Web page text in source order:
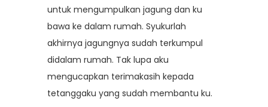
untuk mengumpulkan jagung dan ku
bawa ke dalam rumah. Syukurlah
akhirnya jagungnya sudah terkumpul
didalam rumah. Tak lupa aku
mengucapkan terimakasih kepada
tetanggaku yang sudah membantu ku.